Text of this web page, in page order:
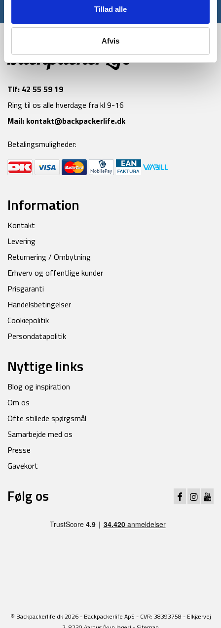
Tillad alle
Afvis
*Gælder ikke allerede nedsatte varer
Tlf: 42 55 59 19
Ring til os alle hverdage fra kl 9-16
Mail: kontakt@backpackerlife.dk
Betalingsmuligheder:
Information
Kontakt
Levering
Returnering / Ombytning
Erhverv og offentlige kunder
Prisgaranti
Handelsbetingelser
Cookiepolitik
Persondatapolitik
Nyttige links
Blog og inspiration
Om os
Ofte stillede spørgsmål
Samarbejde med os
Presse
Gavekort
Følg os
© Backpackerlife.dk 2026 - Backpackerlife ApS - CVR: 38393758 - Elkjærvej